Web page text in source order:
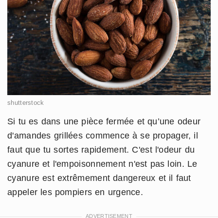
shutterstock
Si tu es dans une pièce fermée et qu’une odeur
d'amandes grillées commence à se propager, il
faut que tu sortes rapidement. C'est l'odeur du
cyanure et l'empoisonnement n'est pas loin. Le
cyanure est extrêmement dangereux et il faut
appeler les pompiers en urgence.